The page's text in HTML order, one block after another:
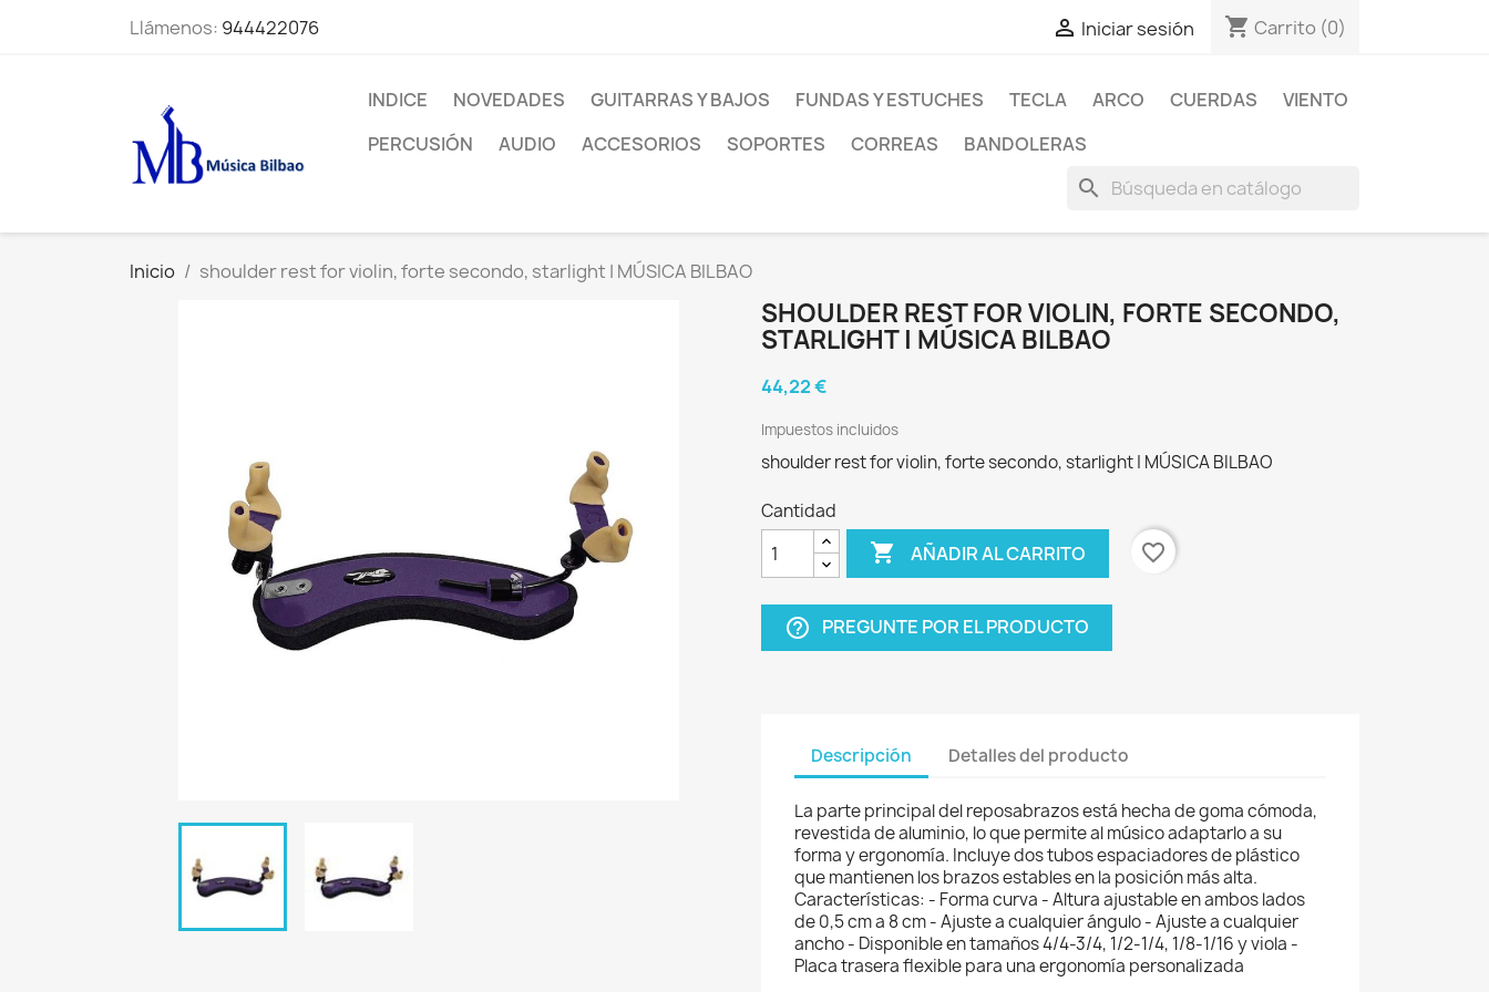
Llámenos: 944422076  Iniciar sesión shopping_cart Carrito (0)
INDICE NOVEDADES GUITARRAS Y BAJOS FUNDAS Y ESTUCHES TECLA ARCO CUERDAS
VIENTO
PERCUSIÓN
AUDIO ACCESORIOS SOPORTES CORREAS BANDOLERAS
search
Inicio shoulder rest for violin, forte secondo, starlight | MÚSICA BILBAO
SHOULDER REST FOR VIOLIN, FORTE SECONDO,
STARLIGHT | MÚSICA BILBAO
44,22 €
Impuestos incluidos
shoulder rest for violin, forte secondo, starlight | MÚSICA BILBAO
Cantidad
 AÑADIR AL CARRITO favorite_border
help_outline PREGUNTE POR EL PRODUCTO
Descripción Detalles del producto
La parte principal del reposabrazos está hecha de goma cómoda,
revestida de aluminio, lo que permite al músico adaptarlo a su
forma y ergonomía. Incluye dos tubos espaciadores de plástico
que mantienen los brazos estables en la posición más alta.
Características: - Forma curva - Altura ajustable en ambos lados
de 0,5 cm a 8 cm - Ajuste a cualquier ángulo - Ajuste a cualquier
ancho - Disponible en tamaños 4/4-3/4, 1/2-1/4, 1/8-1/16 y viola -
Placa trasera flexible para una ergonomía personalizada